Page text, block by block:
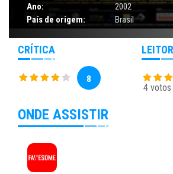
Ano:
2002
País de origem:
Brasil
CRÍTICA
8
4 votos
ONDE ASSISTIR